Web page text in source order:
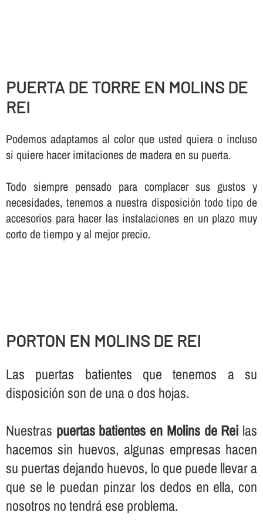
PUERTA DE TORRE EN MOLINS DE
REI
Podemos adaptarnos al color que usted quiera o incluso
si quiere hacer imitaciones de madera en su puerta.
Todo siempre pensado para complacer sus gustos y
necesidades, tenemos a nuestra disposición todo tipo de
accesorios para hacer las instalaciones en un plazo muy
corto de tiempo y al mejor precio.
PORTON EN MOLINS DE REI
Las puertas batientes que tenemos a su
disposición son de una o dos hojas.
Nuestras puertas batientes en Molins de Rei las
hacemos sin huevos, algunas empresas hacen
su puertas dejando huevos, lo que puede llevar a
que se le puedan pinzar los dedos en ella, con
nosotros no tendrá ese problema.